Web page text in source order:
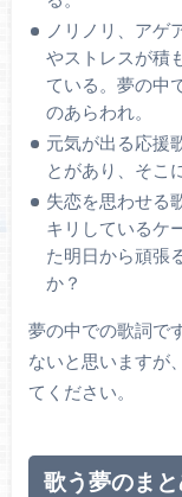
ノリノリ、アゲ
やストレスが積
ている。夢の中
のあらわれ。
元気が出る応援
とがあり、そこ
失恋を思わせる
キリしているケ
た明日から頑張
か？
夢の中での歌詞で
ないと思いますが
てください。
歌う夢のま